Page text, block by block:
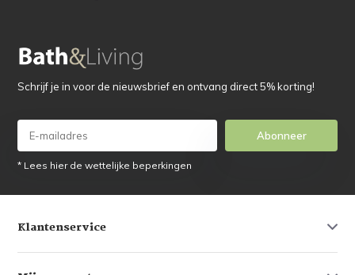
Schrijf je in voor de nieuwsbrief en ontvang direct 5% korting!
Abonneer
* Lees hier de wettelijke beperkingen
Klantenservice